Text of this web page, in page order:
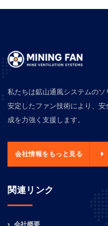
私たちは鉱山通風システムの
安定したファン技術により、
成を力強く支援します。
会社情報をもっと見る
関連リンク